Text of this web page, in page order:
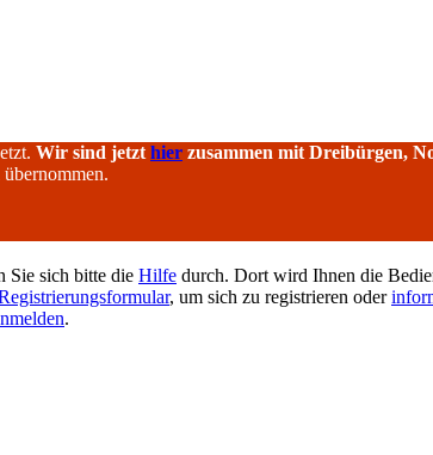
Wir sind jetzt hier zusammen mit Dreibürgen,
Sie sich bitte die Hilfe durch. Dort wird Ihnen die
, um sich zu registrieren oder
.